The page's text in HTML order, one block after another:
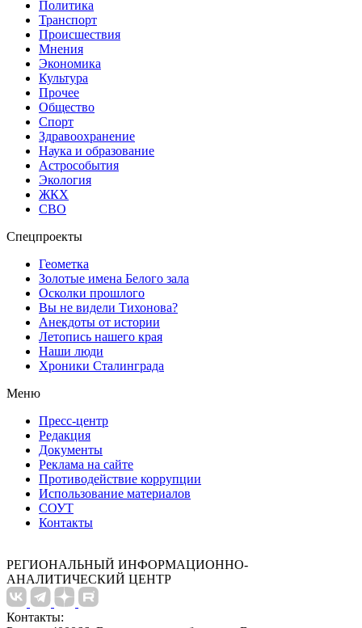
Политика
Транспорт
Происшествия
Мнения
Экономика
Культура
Прочее
Общество
Спорт
Здравоохранение
Наука и образование
Астрособытия
Экология
ЖКХ
СВО
Спецпроекты
Геометка
Золотые имена Белого зала
Осколки прошлого
Вы не видели Тихонова?
Анекдоты от истории
Летопись нашего края
Наши люди
Хроники Сталинграда
Меню
Пресс-центр
Редакция
Документы
Реклама на сайте
Противодействие коррупции
Использование материалов
СОУТ
Контакты
РЕГИОНАЛЬНЫЙ ИНФОРМАЦИОННО-
АНАЛИТИЧЕСКИЙ ЦЕНТР
Контакты: